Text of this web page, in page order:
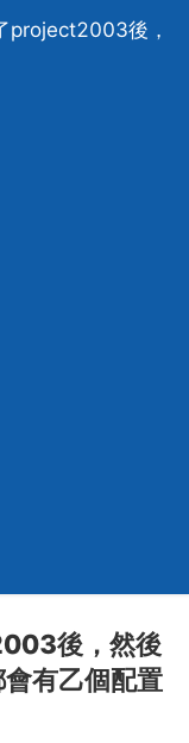
project2003後，
後，然後
有乙個配置